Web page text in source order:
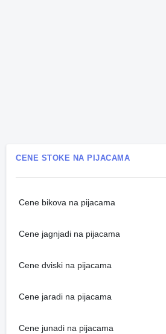
CENE STOKE NA PIJACAMA
Cene bikova na pijacama
Cene jagnjadi na pijacama
Cene dviski na pijacama
Cene jaradi na pijacama
Cene junadi na pijacama